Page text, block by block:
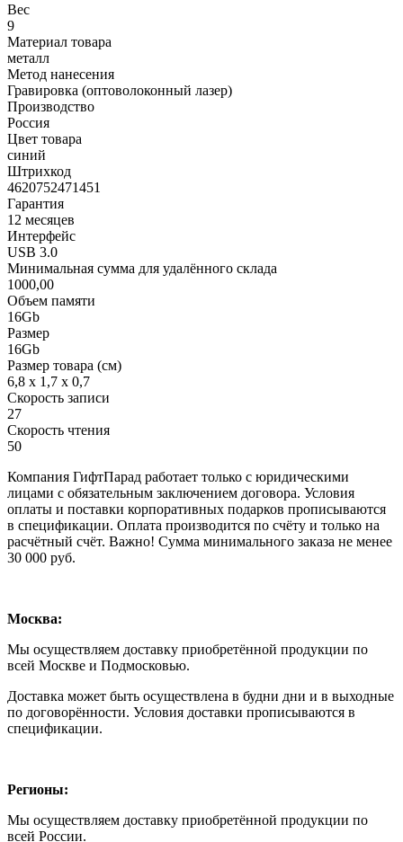
Вес
9
Материал товара
металл
Метод нанесения
Гравировка (оптоволоконный лазер)
Производство
Россия
Цвет товара
синий
Штрихкод
4620752471451
Гарантия
12 месяцев
Интерфейс
USB 3.0
Минимальная сумма для удалённого склада
1000,00
Объем памяти
16Gb
Размер
16Gb
Размер товара (см)
6,8 х 1,7 х 0,7
Скорость записи
27
Скорость чтения
50
Компания ГифтПарад работает только с юридическими
лицами с обязательным заключением договора. Условия
оплаты и поставки корпоративных подарков прописываются
в спецификации. Оплата производится по счёту и только на
расчётный счёт. Важно! Сумма минимального заказа не менее
30 000 руб.
Москва:
Мы осуществляем доставку приобретённой продукции по
всей Москве и Подмосковью.
Доставка может быть осуществлена в будни дни и в выходные
по договорённости. Условия доставки прописываются в
спецификации.
Регионы:
Мы осуществляем доставку приобретённой продукции по
всей России.